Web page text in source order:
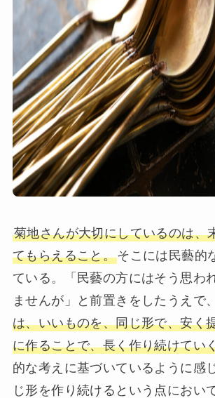
菊地さんが大切にしているのは、
てもらえること。そこには民藝的
ている。「民藝の方にはそう思わ
ませんが」と前置きをしたうえで
は、いいものを、同じ形で、安く
に作ることで、長く作り続けてい
的な考えに基づいているように感
じ形を作り続けるという点におい